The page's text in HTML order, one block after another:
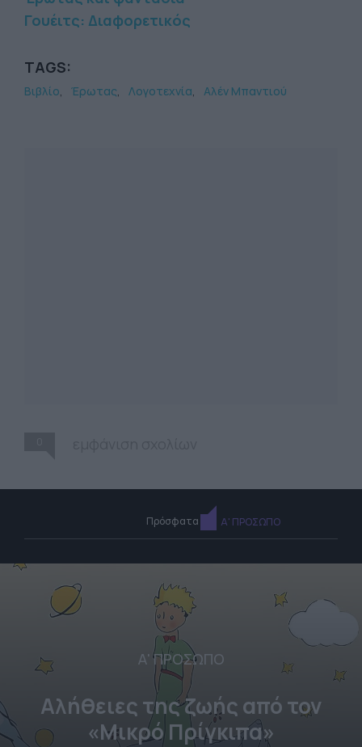
Γουέιτς: Διαφορετικός
TAGS:
Βιβλίο Έρωτας Λογοτεχνία Αλέν Μπαντιού
Πρόσφατα Α' ΠΡΟΣΩΠΟ
Α' ΠΡΟΣΩΠΟ
Αλήθειες της ζωής από τον
«Μικρό Πρίγκιπα»